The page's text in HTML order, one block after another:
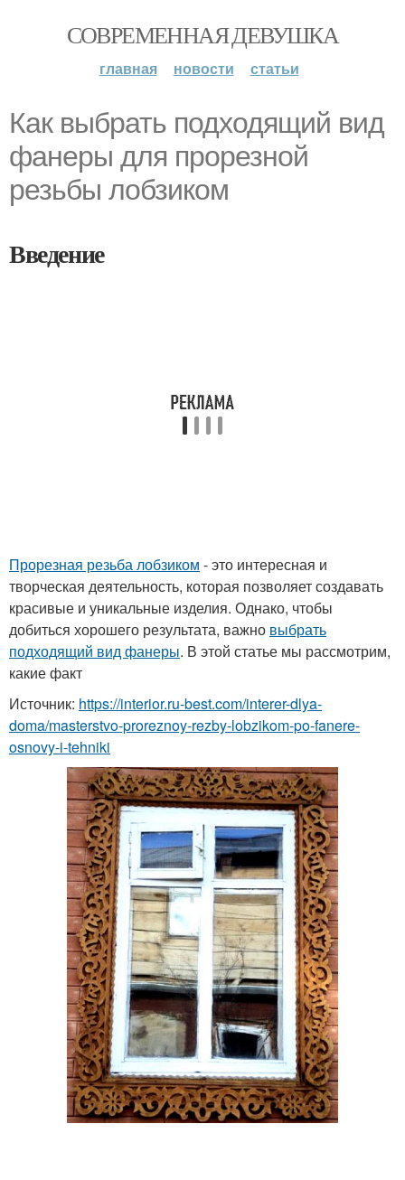
СОВРЕМЕННАЯ ДЕВУШКА
главная новости статьи
Как выбрать подходящий вид
фанеры для прорезной
резьбы лобзиком
Введение
Прорезная резьба лобзиком - это интересная и
творческая деятельность, которая позволяет создавать
красивые и уникальные изделия. Однако, чтобы
добиться хорошего результата, важно выбрать
подходящий вид фанеры. В этой статье мы рассмотрим,
какие факт
Источник: https://interior.ru-best.com/interer-dlya-
doma/masterstvo-proreznoy-rezby-lobzikom-po-fanere-
osnovy-i-tehniki